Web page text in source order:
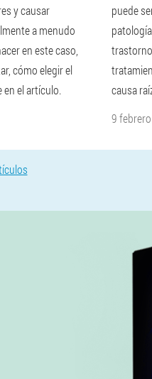
y causar
a menudo
en este caso,
cómo elegir el
el artículo.
puede
causa
9